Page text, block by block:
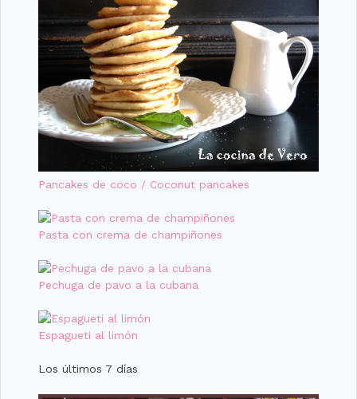
Pancakes de coco / Coconut pancakes
Pasta con crema de champiñones
Pechuga de pavo a la cubana
Espagueti al limón
Los últimos 7 días